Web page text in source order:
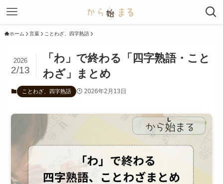
ホーム 言葉 ことわざ、四字熟語
「わ」で終わる「四字熟語・こと
わざ」まとめ
2026
2/13
ことわざ、四字熟語 2026年2月13日